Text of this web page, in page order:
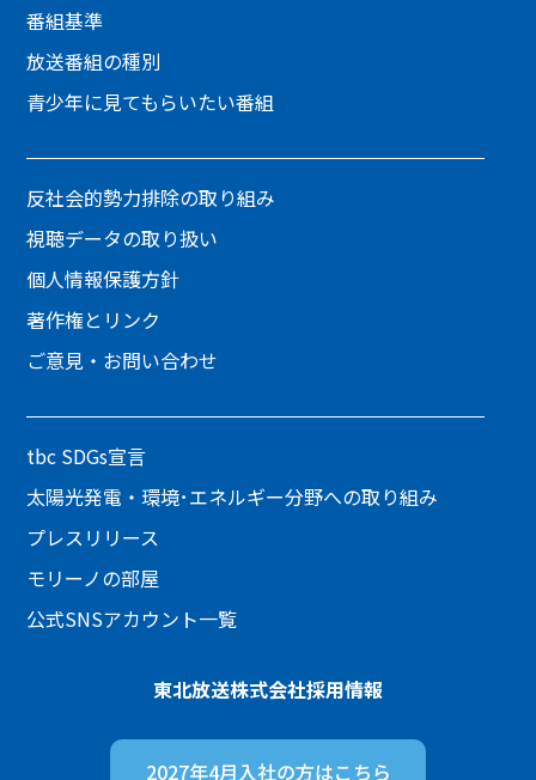
番組基準
放送番組の種別
青少年に見てもらいたい番組
反社会的勢力排除の取り組み
視聴データの取り扱い
個人情報保護方針
著作権とリンク
ご意見・お問い合わせ
tbc SDGs宣言
太陽光発電・環境･エネルギー分野への取り組み
プレスリリース
モリーノの部屋
公式SNSアカウント一覧
東北放送株式会社採用情報
2027年4月入社の方はこちら